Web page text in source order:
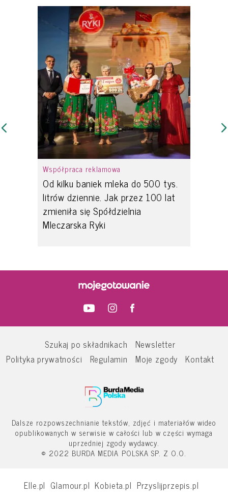
Współpraca reklamowa
Od kilku baniek mleka do 500 tys.
litrów dziennie. Jak przez 100 lat
zmieniła się Spółdzielnia
Mleczarska Ryki
Szukaj po składnikach
Newsletter
Polityka prywatności
Regulamin Moje zgody Kontakt
Dalsze rozpowszechnianie tekstów, zdjęć i materiałów wideo
opublikowanych w serwisie w całości lub w części wymaga
uprzedniej zgody wydawcy.
© 2022 BURDA MEDIA POLSKA SP. Z O.O.
Elle.pl Glamour.pl Kobieta.pl Przyslijprzepis.pl